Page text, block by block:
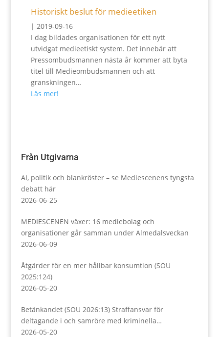
Historiskt beslut för medieetiken
| 2019-09-16
I dag bildades organisationen för ett nytt
utvidgat medieetiskt system. Det innebär att
Pressombudsmannen nästa år kommer att byta
titel till Medieombudsmannen och att
granskningen…
Läs mer!
Från Utgivarna
AI, politik och blankröster – se Mediescenens tyngsta
debatt här
2026-06-25
MEDIESCENEN växer: 16 mediebolag och
organisationer går samman under Almedalsveckan
2026-06-09
Åtgärder för en mer hållbar konsumtion (SOU
2025:124)
2026-05-20
Betänkandet (SOU 2026:13) Straffansvar för
deltagande i och samröre med kriminella
sammanslutningar
2026-05-20